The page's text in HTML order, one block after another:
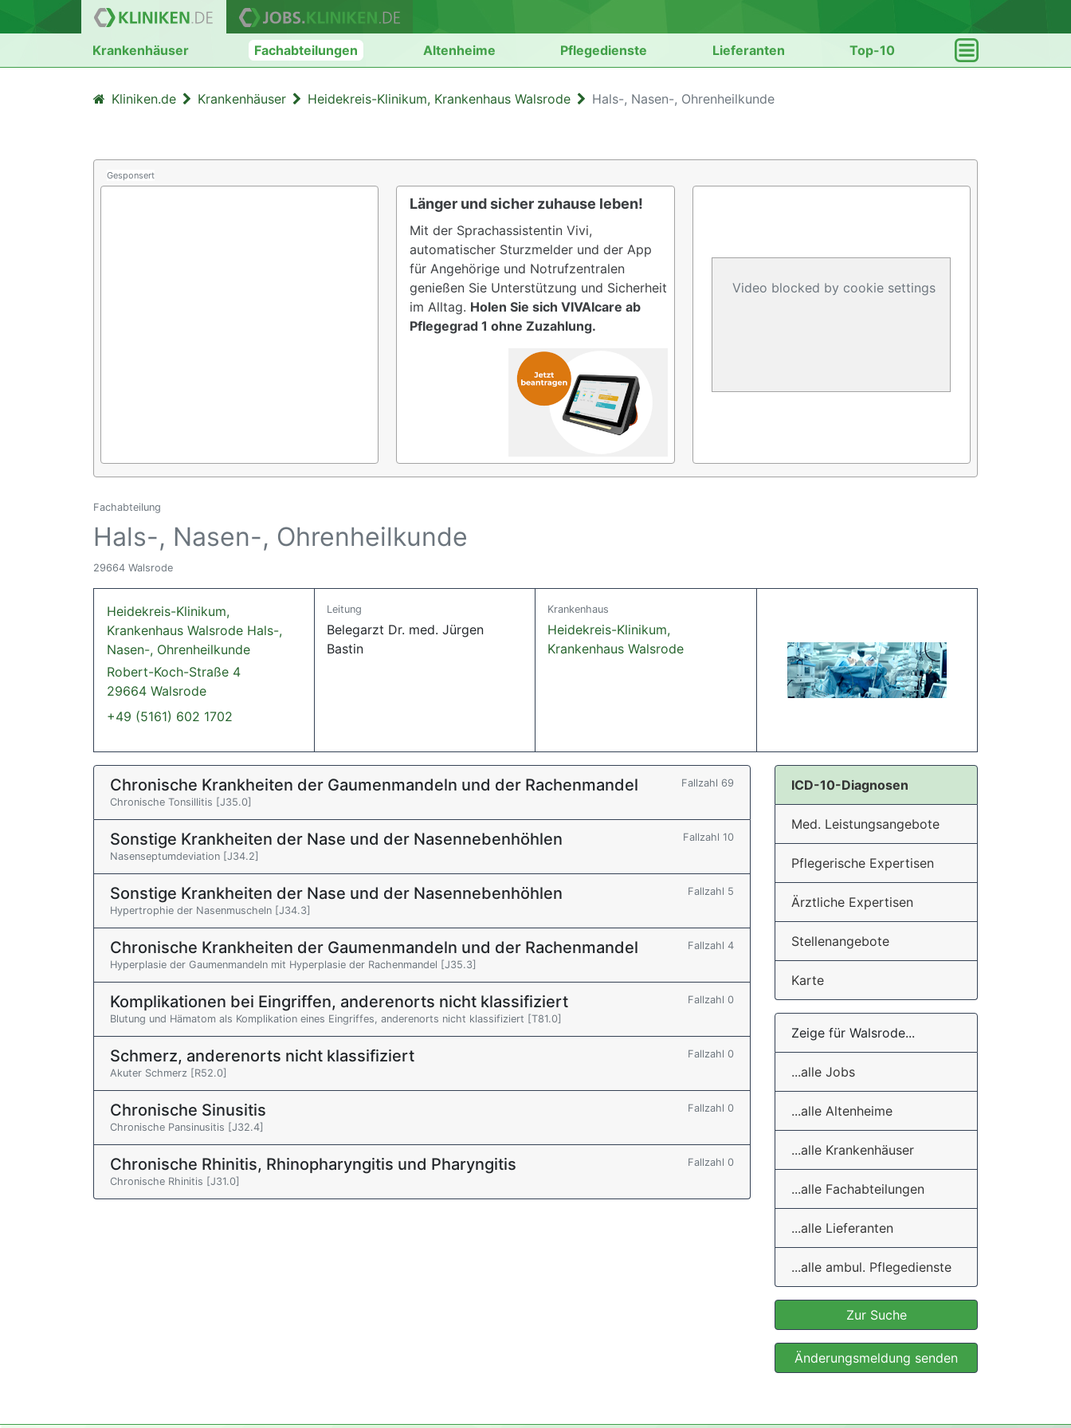
Krankenhäuser Fachabteilungen Altenheime Pflegedienste Lieferanten Top-10
Kliniken.de Krankenhäuser Heidekreis-Klinikum, Krankenhaus Walsrode Hals-, Nasen-, Ohrenheilkunde
Gesponsert
Länger und sicher zuhause leben!
Mit der Sprachassistentin Vivi,
automatischer Sturzmelder und der App
für Angehörige und Notrufzentralen
genießen Sie Unterstützung und Sicherheit
im Alltag. Holen Sie sich VIVAIcare ab
Pflegegrad 1 ohne Zuzahlung.
Video blocked by cookie settings
Fachabteilung
Hals-, Nasen-, Ohrenheilkunde
29664 Walsrode
Heidekreis-Klinikum,
Krankenhaus Walsrode Hals-,
Nasen-, Ohrenheilkunde
Robert-Koch-Straße 4
29664 Walsrode
+49 (5161) 602 1702
Leitung
Belegarzt Dr. med. Jürgen
Bastin
Krankenhaus
Heidekreis-Klinikum,
Krankenhaus Walsrode
Chronische Krankheiten der Gaumenmandeln und der Rachenmandel
Fallzahl 69
Chronische Tonsillitis [J35.0]
Sonstige Krankheiten der Nase und der Nasennebenhöhlen
Fallzahl 10
Nasenseptumdeviation [J34.2]
Sonstige Krankheiten der Nase und der Nasennebenhöhlen
Fallzahl 5
Hypertrophie der Nasenmuscheln [J34.3]
Chronische Krankheiten der Gaumenmandeln und der Rachenmandel
Fallzahl 4
Hyperplasie der Gaumenmandeln mit Hyperplasie der Rachenmandel [J35.3]
Komplikationen bei Eingriffen, anderenorts nicht klassifiziert
Fallzahl 0
Blutung und Hämatom als Komplikation eines Eingriffes, anderenorts nicht klassifiziert [T81.0]
Schmerz, anderenorts nicht klassifiziert
Fallzahl 0
Akuter Schmerz [R52.0]
Chronische Sinusitis
Fallzahl 0
Chronische Pansinusitis [J32.4]
Chronische Rhinitis, Rhinopharyngitis und Pharyngitis
Fallzahl 0
Chronische Rhinitis [J31.0]
ICD-10-Diagnosen
Med. Leistungsangebote
Pflegerische Expertisen
Ärztliche Expertisen
Stellenangebote
Karte
Zeige für Walsrode...
...alle Jobs
...alle Altenheime
...alle Krankenhäuser
...alle Fachabteilungen
...alle Lieferanten
...alle ambul. Pflegedienste
Zur Suche
Änderungsmeldung senden